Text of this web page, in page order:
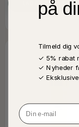
LÄGG TILL
på
Tilmeld dig
✓ 5% rabat
✓ Nyheder
✓
Email